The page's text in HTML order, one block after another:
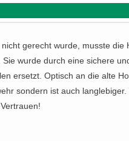
gerecht wurde, musste die
wurde durch eine sichere
ersetzt. Optisch an die alte
sondern ist auch